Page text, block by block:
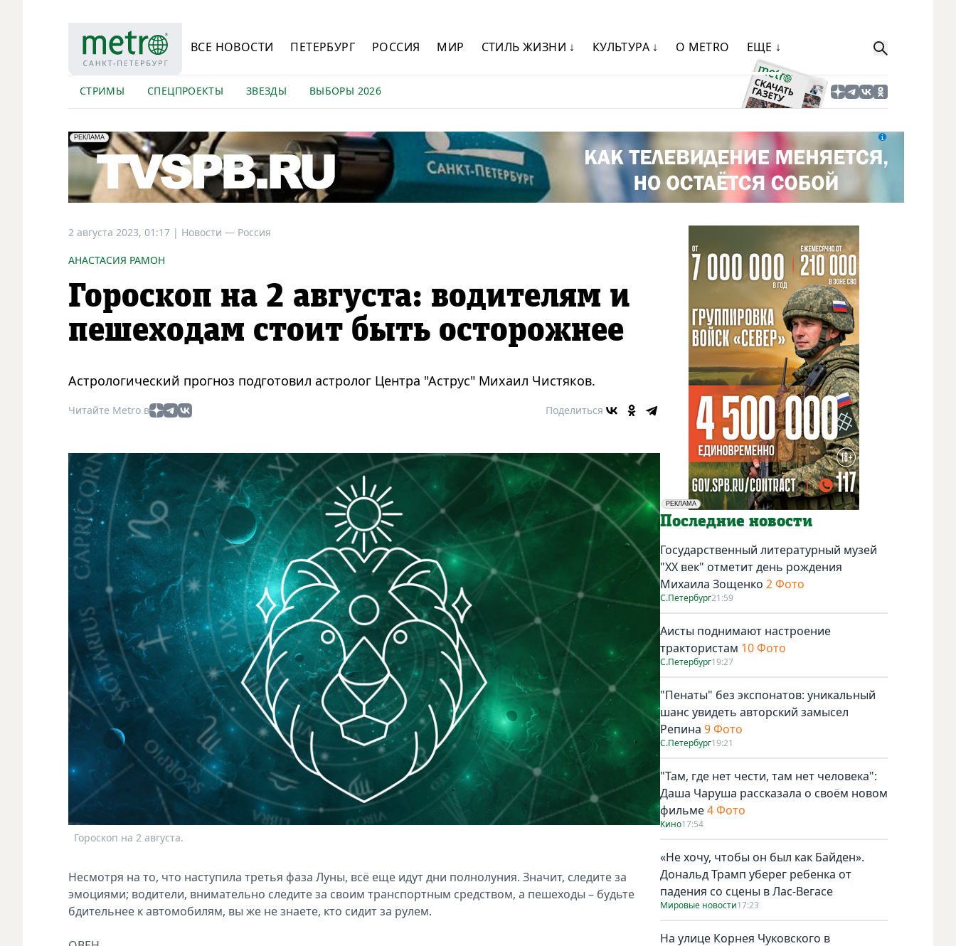
ВСЕ НОВОСТИ ПЕТЕРБУРГ РОССИЯ МИР СТИЛЬ ЖИЗНИ ↓ КУЛЬТУРА ↓ О METRO ЕЩЕ ↓
СТРИМЫ СПЕЦПРОЕКТЫ ЗВЕЗДЫ ВЫБОРЫ 2026
erid: LdtCK5Efv
РЕКЛАМА
АО "ГАТР", ИНН: 7841320717
2 августа 2023, 01:17 | Новости — Россия
АНАСТАСИЯ РАМОН
Гороскоп на 2 августа: водителям и
пешеходам стоит быть осторожнее
Астрологический прогноз подготовил астролог Центра "Аструс" Михаил Чистяков.
Читайте Metro в Поделиться
Гороскоп на 2 августа.
Несмотря на то, что наступила третья фаза Луны, всё еще идут дни полнолуния. Значит, следите за
эмоциями; водители, внимательно следите за своим транспортным средством, а пешеходы – будьте
бдительнее к автомобилям, вы же не знаете, кто сидит за рулем.
РЕКЛАМА
Социальная реклама
Последние новости
Государственный литературный музей
"ХХ век" отметит день рождения
Михаила Зощенко 2 Фото
С.Петербург21:59
Аисты поднимают настроение
трактористам 10 Фото
С.Петербург19:27
"Пенаты" без экспонатов: уникальный
шанс увидеть авторский замысел
Репина 9 Фото
С.Петербург19:21
"Там, где нет чести, там нет человека":
Даша Чаруша рассказала о своём новом
фильме4 Фото
Кино17:54
«Не хочу, чтобы он был как Байден».
Дональд Трамп уберег ребенка от
падения со сцены в Лас-Вегасе
Мировые новости17:23
На улице Корнея Чуковского в